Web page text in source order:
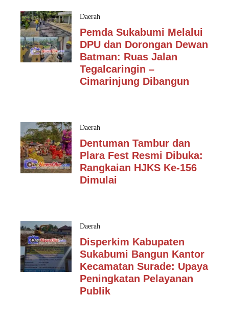
Daerah
Pemda Sukabumi Melalui
DPU dan Dorongan Dewan
Batman: Ruas Jalan
Tegalcaringin –
Cimarinjung Dibangun
Daerah
Dentuman Tambur dan
Plara Fest Resmi Dibuka:
Rangkaian HJKS Ke-156
Dimulai
Daerah
Disperkim Kabupaten
Sukabumi Bangun Kantor
Kecamatan Surade: Upaya
Peningkatan Pelayanan
Publik